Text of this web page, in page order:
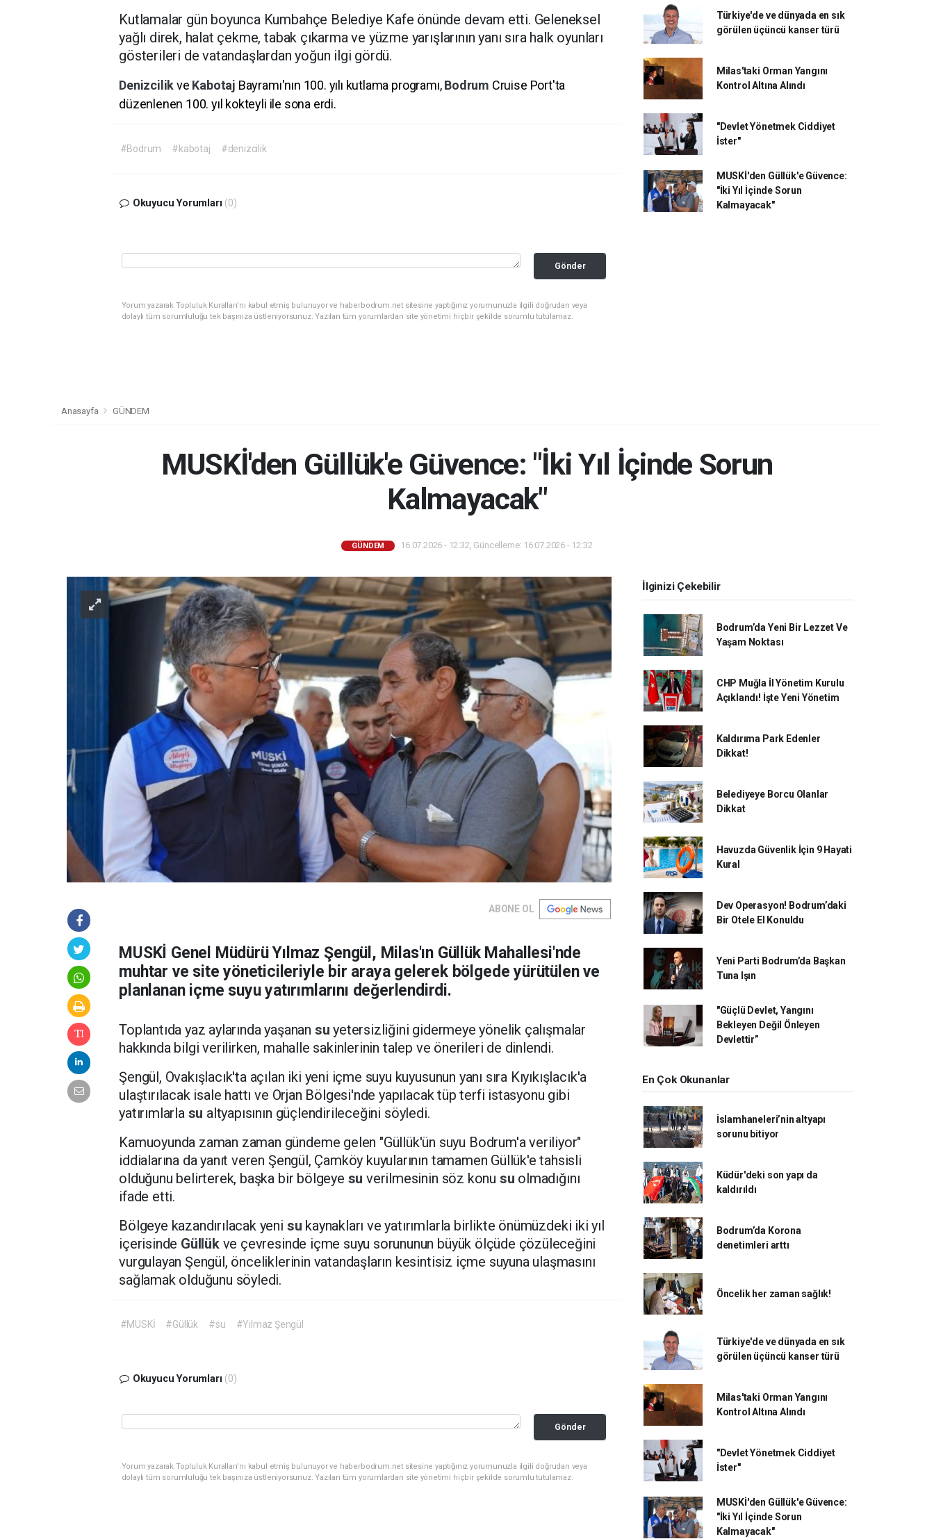
Kutlamalar gün boyunca Kumbahçe Belediye Kafe önünde devam etti. Geleneksel
yağlı direk, halat çekme, tabak çıkarma ve yüzme yarışlarının yanı sıra halk oyunları
gösterileri de vatandaşlardan yoğun ilgi gördü.
Denizcilikve Kabotaj Bayramı'nın 100. yılı kutlama programı,Bodrum Cruise Port'ta
düzenlenen 100. yıl kokteyli ile sona erdi.
#Bodrum #kabotaj #denizcilik
Okuyucu Yorumları (0)
Gönder
Yorum yazarak Topluluk Kuralları’nı kabul etmiş bulunuyor ve haberbodrum.net sitesine yaptığınız yorumunuzla ilgili doğrudan veya
dolaylı tüm sorumluluğu tek başınıza üstleniyorsunuz. Yazılan tüm yorumlardan site yönetimi hiçbir şekilde sorumlu tutulamaz.
Türkiye'de ve dünyada en sık
görülen üçüncü kanser türü
Milas'taki Orman Yangını
Kontrol Altına Alındı
"Devlet Yönetmek Ciddiyet
İster"
MUSKİ'den Güllük'e Güvence:
"İki Yıl İçinde Sorun
Kalmayacak"
Anasayfa GÜNDEM
MUSKİ'den Güllük'e Güvence: "İki Yıl İçinde Sorun
Kalmayacak"
GÜNDEM 16.07.2026 - 12:32, Güncelleme: 16.07.2026 - 12:32
ABONE OL
MUSKİ Genel Müdürü Yılmaz Şengül, Milas'ın Güllük Mahallesi'nde
muhtar ve site yöneticileriyle bir araya gelerek bölgede yürütülen ve
planlanan içme suyu yatırımlarını değerlendirdi.
Toplantıda yaz aylarında yaşanan suyetersizliğini gidermeye yönelik çalışmalar
hakkında bilgi verilirken, mahalle sakinlerinin talep ve önerileri de dinlendi.
Şengül, Ovakışlacık'ta açılan iki yeni içme suyu kuyusunun yanı sıra Kıyıkışlacık'a
ulaştırılacak isale hattı ve Orjan Bölgesi'nde yapılacak tüp terfi istasyonu gibi
yatırımlarla su altyapısının güçlendirileceğini söyledi.
Kamuoyunda zaman zaman gündeme gelen "Güllük'ün suyu Bodrum'a veriliyor"
iddialarına da yanıt veren Şengül, Çamköy kuyularının tamamen Güllük'e tahsisli
olduğunu belirterek, başka bir bölgeye suverilmesinin söz konu su olmadığını
ifade etti.
Bölgeye kazandırılacak yeni su kaynakları ve yatırımlarla birlikte önümüzdeki iki yıl
içerisinde Güllük ve çevresinde içme suyu sorununun büyük ölçüde çözüleceğini
vurgulayan Şengül, önceliklerinin vatandaşların kesintisiz içme suyuna ulaşmasını
sağlamak olduğunu söyledi.
#MUSKİ #Güllük #su #Yılmaz Şengül
Okuyucu Yorumları (0)
Gönder
Yorum yazarak Topluluk Kuralları’nı kabul etmiş bulunuyor ve haberbodrum.net sitesine yaptığınız yorumunuzla ilgili doğrudan veya
dolaylı tüm sorumluluğu tek başınıza üstleniyorsunuz. Yazılan tüm yorumlardan site yönetimi hiçbir şekilde sorumlu tutulamaz.
İlginizi Çekebilir
Bodrum’da Yeni Bir Lezzet Ve
Yaşam Noktası
CHP Muğla İl Yönetim Kurulu
Açıklandı! İşte Yeni Yönetim
Kaldırıma Park Edenler
Dikkat!
Belediyeye Borcu Olanlar
Dikkat
Havuzda Güvenlik İçin 9 Hayati
Kural
Dev Operasyon! Bodrum’daki
Bir Otele El Konuldu
Yeni Parti Bodrum’da Başkan
Tuna Işın
"Güçlü Devlet, Yangını
Bekleyen Değil Önleyen
Devlettir”
En Çok Okunanlar
İslamhaneleri’nin altyapı
sorunu bitiyor
Küdür'deki son yapı da
kaldırıldı
Bodrum’da Korona
denetimleri arttı
Öncelik her zaman sağlık!
Türkiye'de ve dünyada en sık
görülen üçüncü kanser türü
Milas'taki Orman Yangını
Kontrol Altına Alındı
"Devlet Yönetmek Ciddiyet
İster"
MUSKİ'den Güllük'e Güvence:
"İki Yıl İçinde Sorun
Kalmayacak"